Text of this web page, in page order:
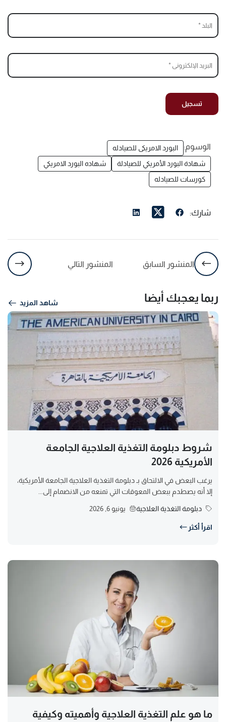
الوسوم:
البورد الامريكى للصيادله
شهادة البورد الأمريكي للصيادلة
شهاده البورد الامريكي
كورسات للصيادله
شارك:
المنشور السابق المنشور التالي
ربما يعجبك أيضا شاهد المزيد
شروط دبلومة التغذية العلاجية الجامعة
الأمريكية 2026
يرغب البعض في الالتحاق بـ دبلومة التغذية العلاجية الجامعة الأمريكية،
إلا أنه يصطدم ببعض المعوقات التي تمنعه من الانضمام إلى...
دبلومة التغذية العلاجية يونيو 6, 2026
اقرأ أكثر
ما هو علم التغذية العلاجية وأهميته وكيفية